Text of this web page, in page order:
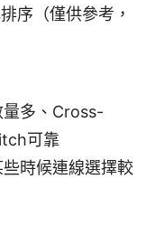
序（僅供參考，
量多、Cross-
可靠
時候連線選擇較